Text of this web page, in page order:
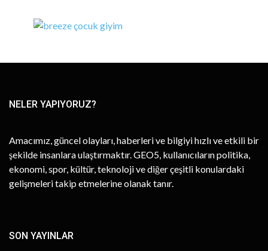
NELER YAPIYORUZ?
Amacımız, güncel olayları, haberleri ve bilgiyi hızlı ve etkili bir
şekilde insanlara ulaştırmaktır. GEO5, kullanıcıların politika,
ekonomi, spor, kültür, teknoloji ve diğer çeşitli konulardaki
gelişmeleri takip etmelerine olanak tanır.
SON YAYINLAR